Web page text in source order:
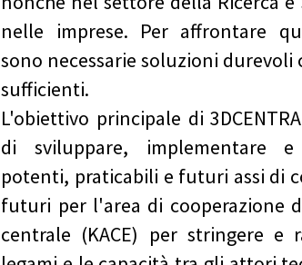
nelle imprese. Per affrontare
sono necessarie soluzioni durevoli
sufficienti.
L'obiettivo principale di
di sviluppare, implementare e
potenti, praticabili e futuri assi di
futuri per l'area di cooperazione
centrale (KACE) per stringere e